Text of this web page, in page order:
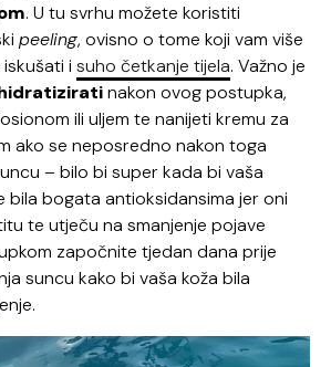
. U tu svrhu možete koristiti
peeling, ovisno o tome koji vam više
iskušati isuho četkanje tijela. Važno je
nakon ovog postupka,
ili uljem te nanijeti kremu za
ako se neposredno nakon toga
– bilo bi super kada bi vaša
bila bogata antioksidansima jer oni
te utječu na smanjenje pojave
započnite tjedan dana prije
suncu kako bi vaša koža bila